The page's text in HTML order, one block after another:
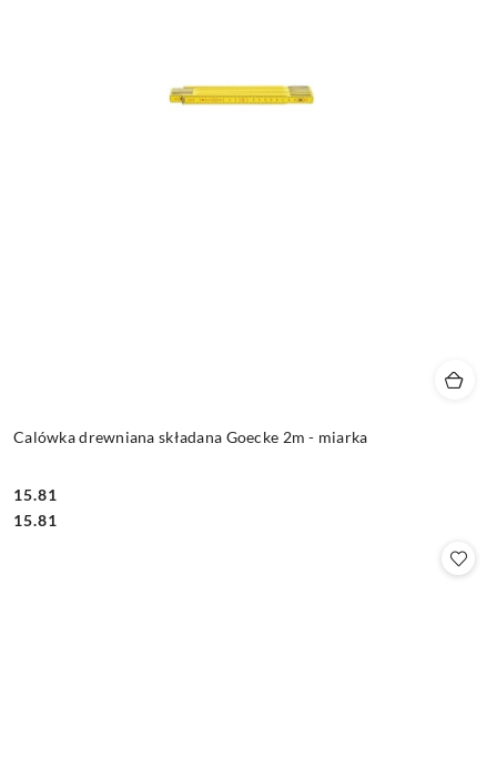
Calówka drewniana składana Goecke 2m - miarka
Cena:
15.81
Cena:
15.81